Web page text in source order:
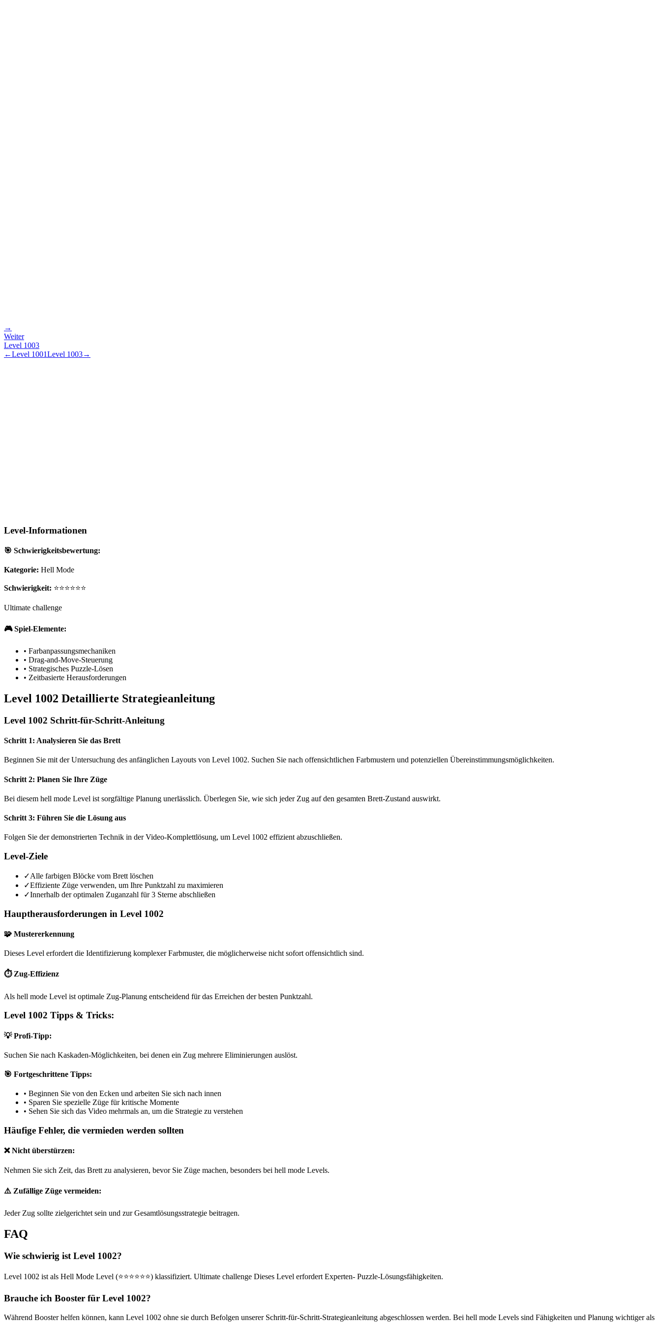
→
Weiter
Level 1003
←Level 1001Level 1003→
Level-Informationen
🎯 Schwierigkeitsbewertung:
Kategorie: Hell Mode
Schwierigkeit: ⭐⭐⭐⭐⭐⭐
Ultimate challenge
🎮 Spiel-Elemente:
• Farbanpassungsmechaniken
• Drag-and-Move-Steuerung
• Strategisches Puzzle-Lösen
• Zeitbasierte Herausforderungen
Level 1002 Detaillierte Strategieanleitung
Level 1002 Schritt-für-Schritt-Anleitung
Schritt 1: Analysieren Sie das Brett
Beginnen Sie mit der Untersuchung des anfänglichen Layouts von Level 1002. Suchen Sie nach offensichtlichen Farbmustern und potenziellen Übereinstimmungsmöglichkeiten.
Schritt 2: Planen Sie Ihre Züge
Bei diesem hell mode Level ist sorgfältige Planung unerlässlich. Überlegen Sie, wie sich jeder Zug auf den gesamten Brett-Zustand auswirkt.
Schritt 3: Führen Sie die Lösung aus
Folgen Sie der demonstrierten Technik in der Video-Komplettlösung, um Level 1002 effizient abzuschließen.
Level-Ziele
✓Alle farbigen Blöcke vom Brett löschen
✓Effiziente Züge verwenden, um Ihre Punktzahl zu maximieren
✓Innerhalb der optimalen Zuganzahl für 3 Sterne abschließen
Hauptherausforderungen in Level 1002
🧩 Mustererkennung
Dieses Level erfordert die Identifizierung komplexer Farbmuster, die möglicherweise nicht sofort offensichtlich sind.
⏱️ Zug-Effizienz
Als hell mode Level ist optimale Zug-Planung entscheidend für das Erreichen der besten Punktzahl.
Level 1002 Tipps & Tricks:
💡 Profi-Tipp:
Suchen Sie nach Kaskaden-Möglichkeiten, bei denen ein Zug mehrere Eliminierungen auslöst.
🎯 Fortgeschrittene Tipps:
• Beginnen Sie von den Ecken und arbeiten Sie sich nach innen
• Sparen Sie spezielle Züge für kritische Momente
• Sehen Sie sich das Video mehrmals an, um die Strategie zu verstehen
Häufige Fehler, die vermieden werden sollten
❌ Nicht überstürzen:
Nehmen Sie sich Zeit, das Brett zu analysieren, bevor Sie Züge machen, besonders bei hell mode Levels.
⚠️ Zufällige Züge vermeiden:
Jeder Zug sollte zielgerichtet sein und zur Gesamtlösungsstrategie beitragen.
FAQ
Wie schwierig ist Level 1002?
Level 1002 ist als Hell Mode Level (⭐⭐⭐⭐⭐⭐) klassifiziert. Ultimate challenge Dieses Level erfordert Experten- Puzzle-Lösungsfähigkeiten.
Brauche ich Booster für Level 1002?
Während Booster helfen können, kann Level 1002 ohne sie durch Befolgen unserer Schritt-für-Schritt-Strategieanleitung abgeschlossen werden. Bei hell mode Levels sind Fähigkeiten und Planung wichtiger als